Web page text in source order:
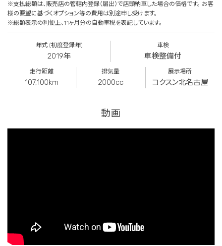
※支払総額は、販売店の管轄内登録（届出）で店頭納車した場合の価格です。 お客
様の要望に基づくオプション等の費用は別途申し受けます。
※総額表示の利便上、11ヶ月分の自動車税を表記しています。
年式 (初度登録年)
2019年
車検
車検整備付
走行距離
107,100km
排気量
2000cc
展示場所
コクスン北名古屋
動画